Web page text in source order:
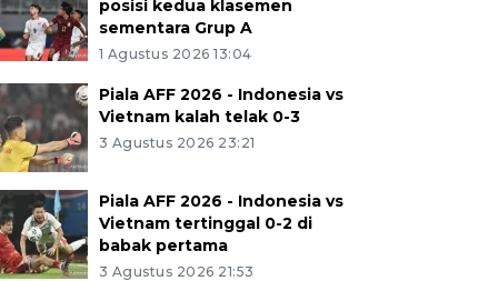
posisi kedua klasemen
sementara Grup A
1 Agustus 2026 13:04
Piala AFF 2026 - Indonesia vs
Vietnam kalah telak 0-3
3 Agustus 2026 23:21
Piala AFF 2026 - Indonesia vs
Vietnam tertinggal 0-2 di
babak pertama
3 Agustus 2026 21:53